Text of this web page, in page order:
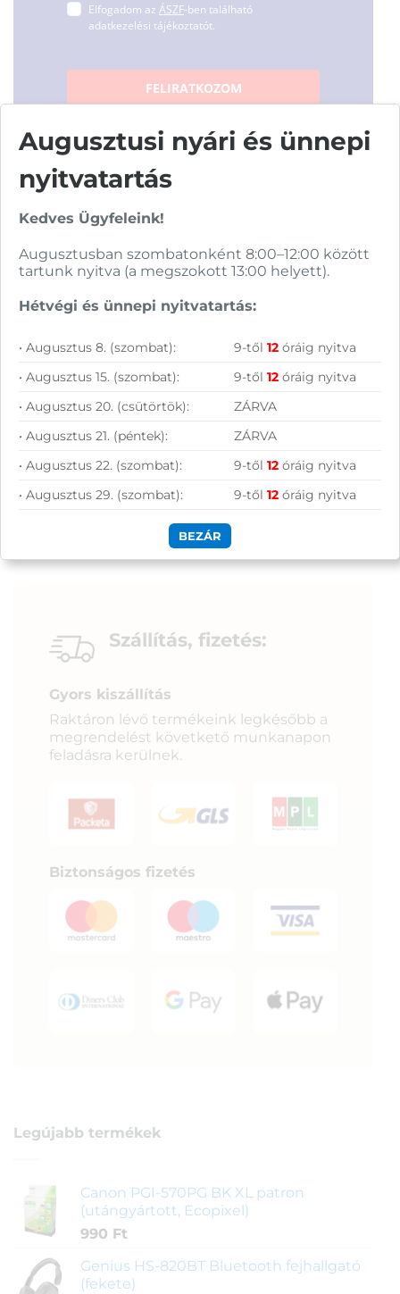
Elfogadom az ÁSZF-ben található
adatkezelési tájékoztatót.
FELIRATKOZOM
Vásárolj nálunk!
Nagy raktárkészlet
Garanciavállalás
Hűségprogram
50 000 Ft felett ingyenes szállítás
Szolgáltatásaink vállalkozásoknak
Szállítás, fizetés:
Gyors kiszállítás
Raktáron lévő termékeink legkésőbb a
megrendelést követkető munkanapon
feladásra kerülnek.
Biztonságos fizetés
Legújabb termékek
Canon PGI-570PG BK XL patron
(utángyártott, Ecopixel)
990 Ft
Genius HS-820BT Bluetooth fejhallgató
(fekete)
Augusztusi nyári és ünnepi
nyitvatartás
Kedves Ügyfeleink!
Augusztusban szombatonként 8:00–12:00 között
tartunk nyitva (a megszokott 13:00 helyett).
Hétvégi és ünnepi nyitvatartás:
• Augusztus 8. (szombat): 9-től12 óráig nyitva
• Augusztus 15. (szombat):
9-től12 óráig nyitva
• Augusztus 20. (csütörtök):
ZÁRVA
• Augusztus 21. (péntek):
ZÁRVA
• Augusztus 22. (szombat):
9-től12 óráig nyitva
• Augusztus 29. (szombat):
9-től12 óráig nyitva
BEZÁR